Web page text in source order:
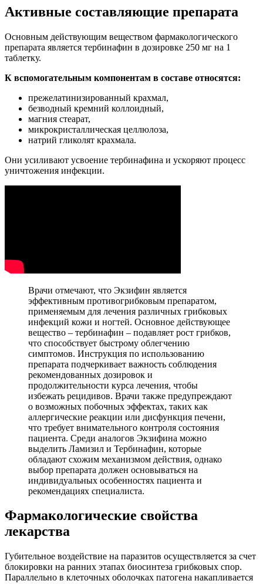
Активные составляющие препарата
Основным действующим веществом фармакологического
препарата является тербинафин в дозировке 250 мг на 1
таблетку.
К вспомогательным компонентам в составе относятся:
прежелатинизированный крахмал,
безводный кремний коллоидный,
магния стеарат,
микрокристаллическая целлюлоза,
натрий гликолят крахмала.
Они усиливают усвоение тербинафина и ускоряют процесс
уничтожения инфекции.
Врачи отмечают, что Экзифин является
эффективным противогрибковым препаратом,
применяемым для лечения различных грибковых
инфекций кожи и ногтей. Основное действующее
вещество – тербинафин – подавляет рост грибков,
что способствует быстрому облегчению
симптомов. Инструкция по использованию
препарата подчеркивает важность соблюдения
рекомендованных дозировок и
продолжительности курса лечения, чтобы
избежать рецидивов. Врачи также предупреждают
о возможных побочных эффектах, таких как
аллергические реакции или дисфункция печени,
что требует внимательного контроля состояния
пациента. Среди аналогов Экзифина можно
выделить Ламизил и Тербинафин, которые
обладают схожим механизмом действия, однако
выбор препарата должен основываться на
индивидуальных особенностях пациента и
рекомендациях специалиста.
Фармакологические свойства
лекарства
Губительное воздействие на паразитов осуществляется за счет
блокировки на ранних этапах биосинтеза грибковых спор.
Параллельно в клеточных оболочках патогена накапливается